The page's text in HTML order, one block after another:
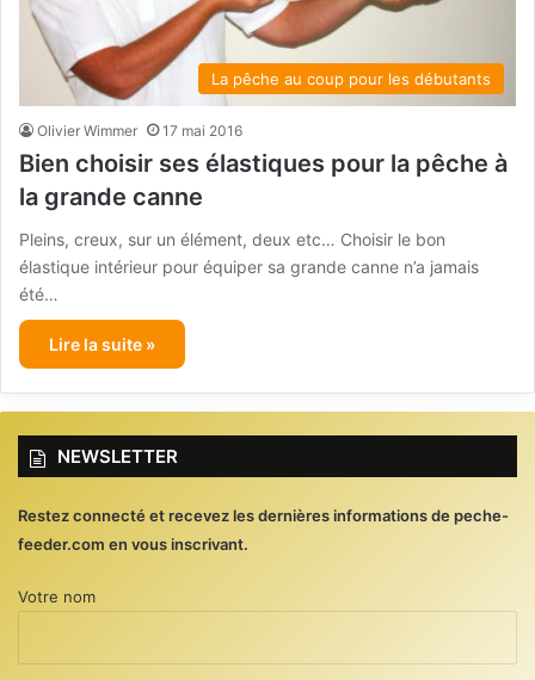
La pêche au coup pour les débutants
Olivier Wimmer 17 mai 2016
Bien choisir ses élastiques pour la pêche à
la grande canne
Pleins, creux, sur un élément, deux etc… Choisir le bon
élastique intérieur pour équiper sa grande canne n’a jamais
été…
Lire la suite »
NEWSLETTER
Restez connecté et recevez les dernières informations de peche-
feeder.com en vous inscrivant.
Votre nom